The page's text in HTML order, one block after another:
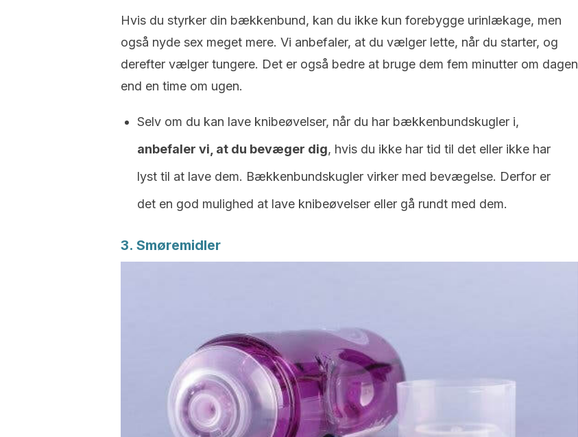
Hvis du styrker din bækkenbund, kan du ikke kun forebygge urinlækage, men
også nyde sex meget mere. Vi anbefaler, at du vælger lette, når du starter, og
derefter vælger tungere. Det er også bedre at bruge dem fem minutter om dagen
end en time om ugen.
Selv om du kan lave knibeøvelser, når du har bækkenbundskugler i,
anbefaler vi, at du bevæger dig, hvis du ikke har tid til det eller ikke har
lyst til at lave dem. Bækkenbundskugler virker med bevægelse. Derfor er
det en god mulighed at lave knibeøvelser eller gå rundt med dem.
3. Smøremidler